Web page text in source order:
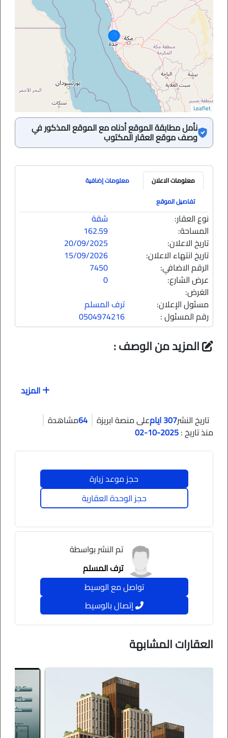
Leaflet
نأمل مطابقة الموقع أدناه مع الموقع المذكور في
وصف موقع العقار المكتوب
معلومات الاعلان
معلومات إضافية
تفاصيل الموقع
نوع العقار:
شقة
المساحة:
162.59
تاريخ الاعلان:
20/09/2025
تاريخ انتهاء الاعلان:
15/09/2026
الرقم الاضافي:
7450
عرض الشارع:
0
الغرض:
مسئول الإعلان:
ترف المسلم
رقم المسئول :
0504974216
المزيد من الوصف :
المزيد
تاريخ النشر307 ايام على منصة ابريزة 64مشاهدة
منذ تاريخ :2025-10-02
حجز موعد زيارة
حجز الوحدة العقارية
تم النشر بواسطة
ترف المسلم
تواصل مع الوسيط
إتصال بالوسيط
العقارات المشابهة